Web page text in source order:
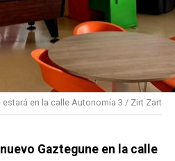
estará en la calle Autonomía 3 / Zirt Zart
nuevo Gaztegune en la calle